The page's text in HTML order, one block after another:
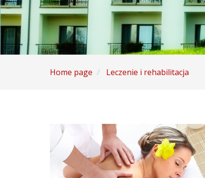
Home page Leczenie i rehabilitacja